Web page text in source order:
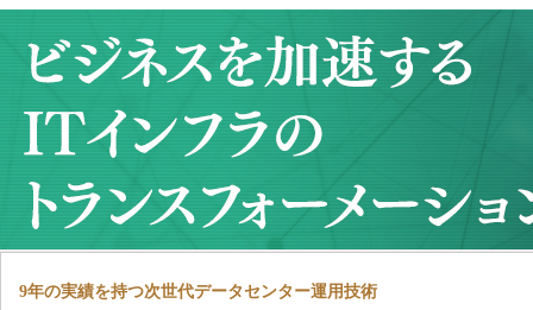
9年の実績を持つ次世代データセンター運用技術